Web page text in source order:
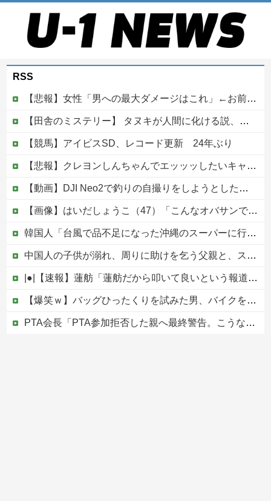
RSS
【悲報】女性「男への最大ダメージはこれ」←お前ら耐えられる？
【田舎のミステリー】 タヌキが人間に化ける説、これ多分マジ
【競馬】アイビスSD、レコード更新 24年ぶり
【悲報】クレヨンしんちゃんでエッッッしたいキャラ、満場一致で決まるｗｗｗｗｗｗｗｗｗｗ他
【動画】DJI Neo2で釣りの自撮りをしようとした男の悲劇（ノ∇`）
【画像】はいだしょうこ（47）「こんなオバサンでいいの…？」
韓国人「台風で品不足になった沖縄のスーパーに行ってみたら、なぜか辛ラーメンだけ売れ残っていたんです…」
中国人の子供が溺れ、周りに助けを乞う父親と、スマホを向けてインプレ稼ぎの見物人
|●|【速報】蓮舫「蓮舫だから叩いて良いという報道」 ネット「高市だから叩いて良いをやってるのがお前だろ」
【爆笑ｗ】バッグひったくりを試みた男、バイクを盗られる！
PTA会長「PTA参加拒否した親へ最終警告。こうなってもいい？」